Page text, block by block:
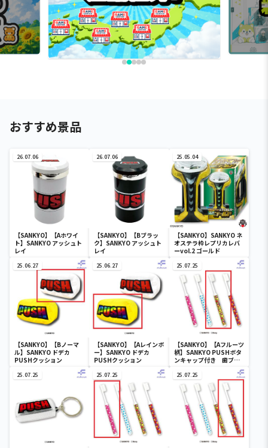
おすすめ景品
26.07.06
【SANKYO】【Aホワイ
ト】SANKYO アッシュト
レイ
26.07.06
【SANKYO】【Bブラッ
ク】SANKYO アッシュト
レイ
25.05.04
【SANKYO】SANKYO ネ
オステラ枠レプリカレバ
ーvol.2 ゴールド
25.06.27
【SANKYO】【Bノーマ
ル】SANKYO ドデカ
PUSHクッション
25.06.27
【SANKYO】【Aレインボ
ー】SANKYO ドデカ
PUSHクッション
25.07.25
【SANKYO】【Aフルーツ
柄】SANKYO PUSHボタ
ンキャップ付き 歯ブラ
25.07.25 25.07.25 25.07.25